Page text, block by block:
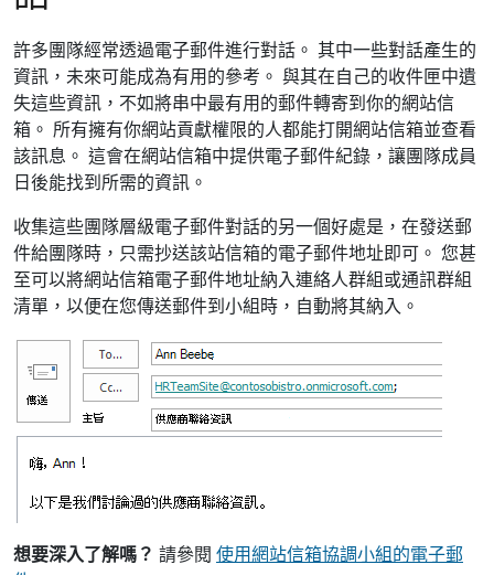
許多團隊經常透過電子郵件進行對話。 其中一些對話產生的
資訊，未來可能成為有用的參考。 與其在自己的收件匣中遺
失這些資訊，不如將串中最有用的郵件轉寄到你的網站信
箱。 所有擁有你網站貢獻權限的人都能打開網站信箱並查看
該訊息。 這會在網站信箱中提供電子郵件紀錄，讓團隊成員
日後能找到所需的資訊。
收集這些團隊層級電子郵件對話的另一個好處是，在發送郵
件給團隊時，只需抄送該站信箱的電子郵件地址即可。 您甚
至可以將網站信箱電子郵件地址納入連絡人群組或通訊群組
清單，以便在您傳送郵件到小組時，自動將其納入。
想要深入了解嗎？ 請參閱 使用網站信箱協調小組的電子郵